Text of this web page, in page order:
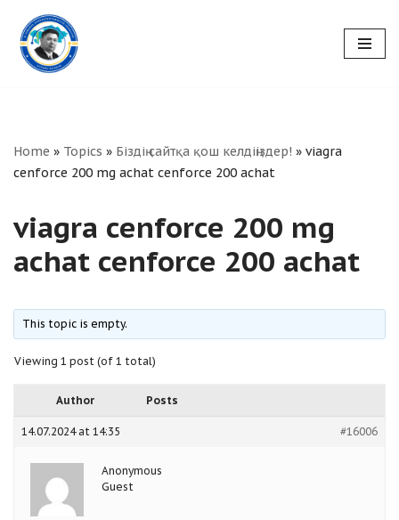
Skip
to
Home » Topics » Біздің сайтқа қош келдіңіздер! » viagra
cenforce 200 mg achat cenforce 200 achat
viagra cenforce 200 mg
achat cenforce 200 achat
This topic is empty.
Viewing 1 post (of 1 total)
Author Posts
14.07.2024 at 14:35 #16006
Anonymous
Guest